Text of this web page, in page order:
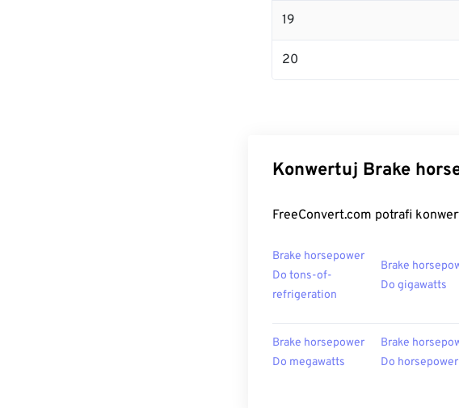
19
20
Konwertuj Brake
FreeConvert.com potrafi
Brake horsepower
Do tons-of-
refrigeration
Brake
Do gigawatts
Brake horsepower
Do megawatts
Brake
Do horsepower